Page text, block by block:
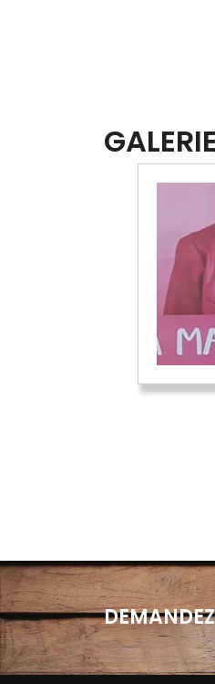
GALERIE